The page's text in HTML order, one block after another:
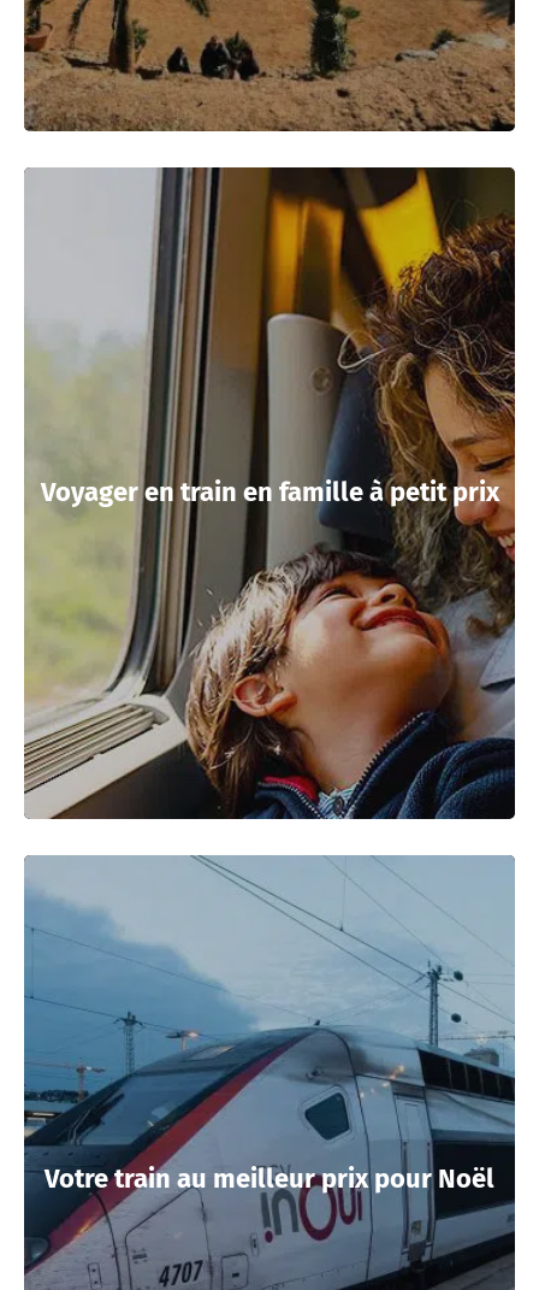
Voyager en train en famille à petit prix
Votre train au meilleur prix pour Noël